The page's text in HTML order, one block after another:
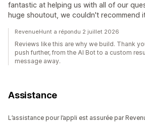
fantastic at helping us with all of our
huge shoutout, we couldn't recommend
RevenueHunt a répondu 2 juillet 2026
Reviews like this are why we build. Thank
push further, from the AI Bot to a custom
message away.
Assistance
L’assistance pour l’appli est assurée par